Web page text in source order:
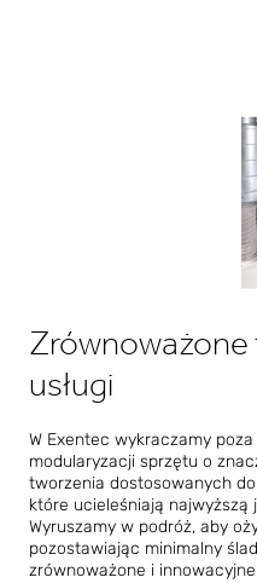
Zrównoważone
usługi
W Exentec wykraczamy
modularyzacji sprzętu o
tworzenia dostosowanych
które ucieleśniają najwyższą
Wyruszamy w podróż, aby
pozostawiając minimalny
zrównoważone i